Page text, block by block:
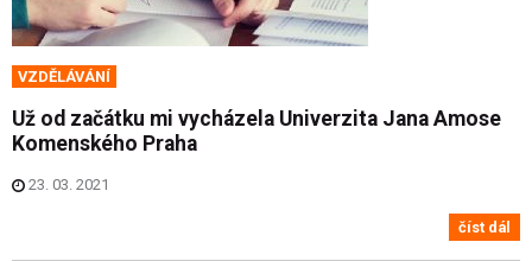
VZDĚLÁVÁNÍ
Už od začátku mi vycházela Univerzita Jana Amose
Komenského Praha
23. 03. 2021
číst dál